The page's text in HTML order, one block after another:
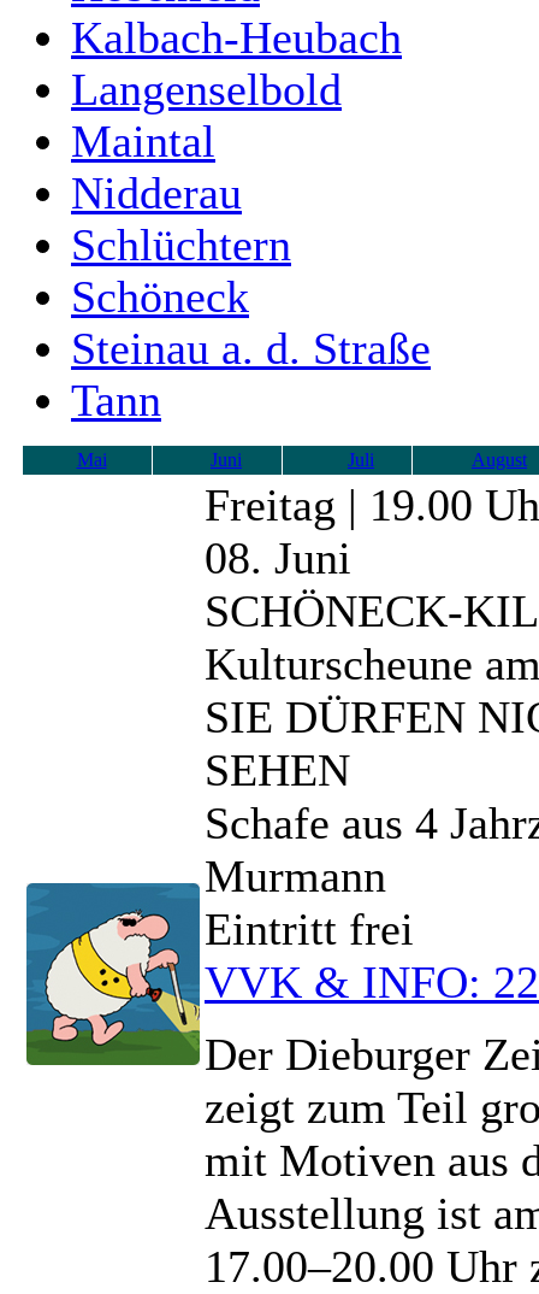
Kalbach-Heubach
Langenselbold
Maintal
Nidderau
Schlüchtern
Schöneck
Steinau a. d. Straße
Tann
Mai Juni Juli August
Freitag | 19.00
08. Juni
SCHÖNECK-
Kulturscheune
SIE DÜRFEN
SEHEN
Schafe aus 4
Murmann
Eintritt frei
VVK & INFO: 22
Der Dieburger
zeigt zum Teil
mit Motiven aus
Ausstellung ist
17.00–20.00 Uhr